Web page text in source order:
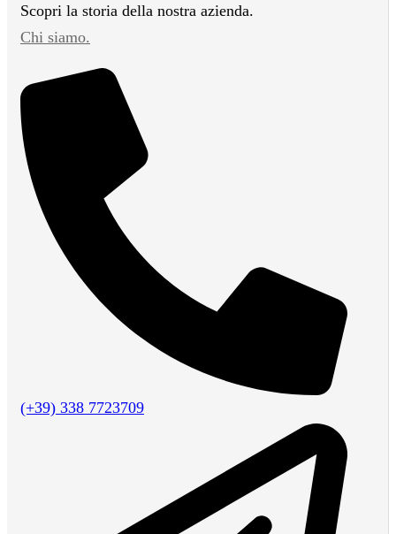
Scopri la storia della nostra azienda.
Chi siamo.
(+39) 338 7723709